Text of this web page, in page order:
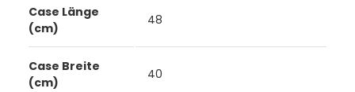
Case Länge
(cm)
48
Case Breite
(cm)
40